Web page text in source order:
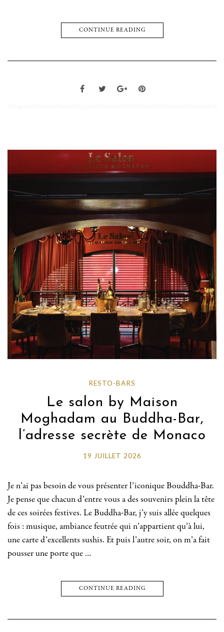
CONTINUE READING
RESTO-BARS
Le salon by Maison
Moghadam au Buddha-Bar,
l’adresse secrète de Monaco
19 JUILLET 2026
Je n’ai pas besoin de vous présenter l’iconique Bouddha-Bar.
Je pense que chacun d’entre vous a des souvenirs plein la tête
de ces soirées festives. Le Buddha-Bar, j’y suis allée quelques
fois : musique, ambiance feutrée qui n’appartient qu’à lui,
une carte d’excellents sushis. Et puis l’autre soir, on m’a fait
pousser une porte que …
CONTINUE READING